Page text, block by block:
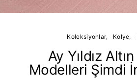
Koleksiyonlar Kolye
Ay Yıldız
Modelleri Şimdi